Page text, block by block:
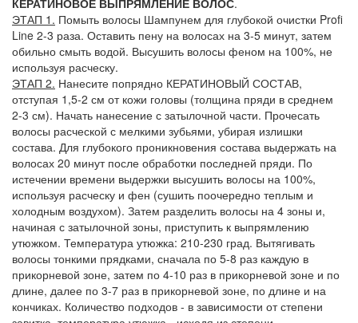
КЕРАТИНОВОЕ ВЫПРЯМЛЕНИЕ ВОЛОС.
ЭТАП 1. Помыть волосы Шампунем для глубокой очистки Profi
Line 2-3 раза. Оставить пену на волосах на 3-5 минут, затем
обильно смыть водой. Высушить волосы феном на 100%, не
используя расческу.
ЭТАП 2. Нанесите попрядно КЕРАТИНОВЫЙ СОСТАВ,
отступая 1,5-2 см от кожи головы (толщина пряди в среднем
2-3 см). Начать нанесение с затылочной части. Прочесать
волосы расческой с мелкими зубьями, убирая излишки
состава. Для глубокого проникновения состава выдержать на
волосах 20 минут после обработки последней пряди. По
истечении времени выдержки высушить волосы на 100%,
используя расческу и фен (сушить поочередно теплым и
холодным воздухом). Затем разделить волосы на 4 зоны и,
начиная с затылочной зоны, приступить к выпрямлению
утюжком. Температура утюжка: 210-230 град. Вытягивать
волосы тонкими прядками, сначала по 5-8 раз каждую в
прикорневой зоне, затем по 4-10 раз в прикорневой зоне и по
длине, далее по 3-7 раз в прикорневой зоне, по длине и на
кончиках. Количество подходов - в зависимости от степени